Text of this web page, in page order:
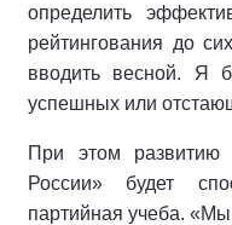
определить
рейтингования до
вводить весной. Я
успешных или
При этом развитию
России» будет
партийная учеба. «Мы